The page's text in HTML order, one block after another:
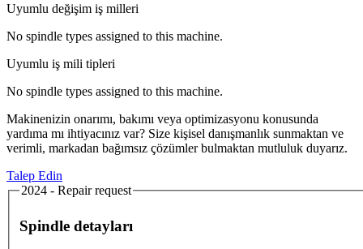
Uyumlu değişim iş milleri
No spindle types assigned to this machine.
Uyumlu iş mili tipleri
No spindle types assigned to this machine.
Makinenizin onarımı, bakımı veya optimizasyonu konusunda
yardıma mı ihtiyacınız var? Size kişisel danışmanlık sunmaktan ve
verimli, markadan bağımsız çözümler bulmaktan mutluluk duyarız.
Talep Edin
2024 - Repair request
Spindle detayları